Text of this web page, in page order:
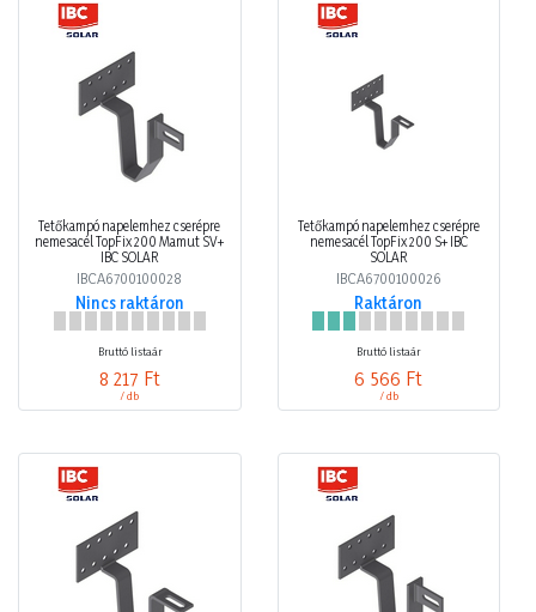
Tetőkampó napelemhez cserépre
nemesacél TopFix 200 Mamut SV+
IBC SOLAR
IBCA6700100028
Nincs raktáron
Bruttó listaár
8 217 Ft
/ db
Tetőkampó napelemhez cserépre
nemesacél TopFix 200 S+ IBC
SOLAR
IBCA6700100026
Raktáron
Bruttó listaár
6 566 Ft
/ db